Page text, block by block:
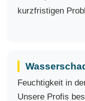
kurzfristigen
Feuchtigkeit in
Unsere Profis